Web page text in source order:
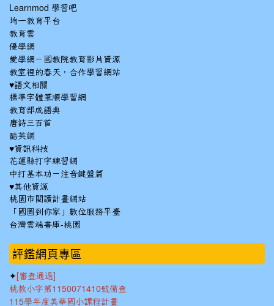
Learnmod 學習吧
均一教育平台
教育雲
優學網
愛學網－國教院教育影片資源
教室裡的春天，合作學習網站
♥語文相關
標準字體筆順學習網
教育部成語典
唐詩三百首
酷英網
♥資訊科技
花蓮縣打字練習網
中打基本功－注音鍵盤篇
♥其他資源
桃園市閱讀計畫網站
「國圖到你家」數位服務平臺
台灣雲端書庫-桃園
::: 評鑑網頁專區
✦ [審查通過]
桃教小字第1150071410號備查
115學年度美華國小課程計畫